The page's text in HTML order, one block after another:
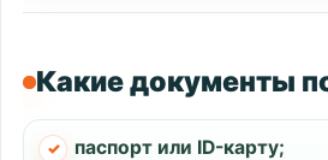
Какие документы
паспорт или ID-карту;